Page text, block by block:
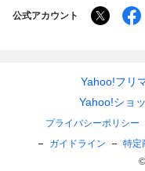
公式アカウント
Yahoo!フリ
Yahoo!ショ
プライバシーポリシー
ガイドライン
特定